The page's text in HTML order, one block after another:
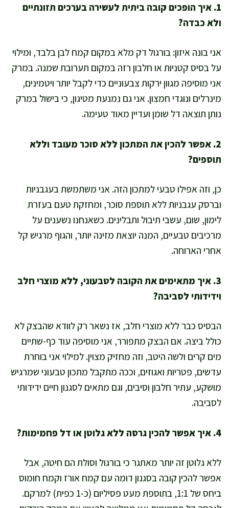
1. איך הופכים קובה ביתית לעשירה בערכים תזונתיים
ולא כבדה?
אני בונה איזון: בורגול דק מלא במקום קמח לבן בלבד, ומילוי
על בסיס קטניות או חלבון רזה במקום תערובת שמנה. במרק
אני מוסיפה מגוון ירקות צבעוניים כדי לקבל יותר ויטמינים,
מינרלים ונוגדי חמצון. אני גם נמנעת מטיגון, כי בישול במרק
נותן תוצאה דל שומן ועדיין מאוד טעימה.
2. אפשר להכין את המתכון ללא סוכר מעובד וללא
תוספים?
כן, וזה אפילו טבעי למתכון הזה. אני משתמשת בעגבניות
וברסק עגבניות ללא תוספת סוכר, ומחזקת טעם בעזרת
לימון, שום, עשבי תיבול ותבלינים. כשאנחנו נשענים על
מרכיבים טבעיים, המנה יוצאת מזינה יותר, והגוף מרגיש קל
אחרי הארוחה.
3. איך מתאימים את הקובה לטבעוני, ללא מוצרי חלב
וידידותי לסביבה?
הבסיס כבר ללא מוצרי חלב, אז נשאר רק לוודא שהבצק לא
כולל ביצה. אם הבצק מתפורר, אני מוסיפה עוד כף-שתיים
מים קרים ולשה היטב, וזה מחזיק מצוין. למילוי אני בוחרת
עדשים, פטריות ואגוזים, וככה מתקבל מתכון טבעוני שמרגיש
מושקע, עתיר חלבון וסיבים, וגם מתאים לסגנון חיים ידידותי
לסביבה.
4. איך אפשר להכין גרסה ללא גלוטן או דל פחמימות?
ללא גלוטן זה יותר מאתגר כי בורגול וסולת הם חיטה, אבל
אפשר להכין קובה בסגנון דומה עם קמח אורז וקמח חומוס
ביחס של 1:1, בתוספת מעט פסיליום (כ-1 כפית) למרקם.